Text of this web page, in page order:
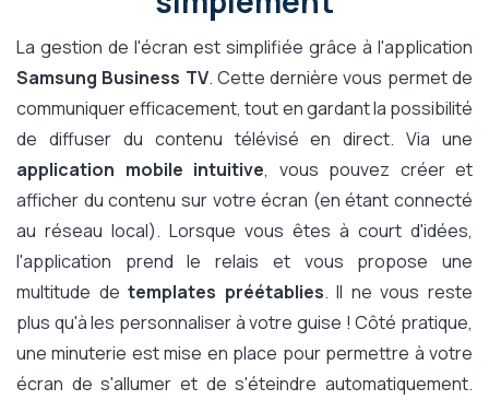
La gestion de l'écran est simplifiée grâce à l'application
Samsung Business TV. Cette dernière vous permet de
communiquer efficacement, tout en gardant la possibilité
de diffuser du contenu télévisé en direct. Via une
application mobile intuitive, vous pouvez créer et
afficher du contenu sur votre écran (en étant connecté
au réseau local). Lorsque vous êtes à court d'idées,
l'application prend le relais et vous propose une
multitude de templates préétablies. Il ne vous reste
plus qu'à les personnaliser à votre guise ! Côté pratique,
une minuterie est mise en place pour permettre à votre
écran de s'allumer et de s'éteindre automatiquement.